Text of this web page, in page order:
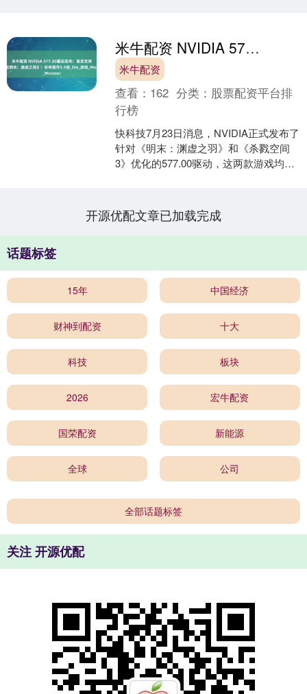
米牛配资 NVIDIA 577.00驱动发布：首发支持国产《明末：渊虚之羽》！帧率提升5.9倍_Die_游戏_Monster
米牛配资
查看： 162 分类： 股票配资平台排
行榜
快科技7月23日消息，NVIDIA正式发布了
针对《明末：渊虚之羽》和《杀戮空间
3》优化的577.00驱动，这两款游戏均定
开源优配文章已加载完成
话题标签
15年 中国经济
财神到配资 十大
科技 板块
2026 宏牛配资
国荣配资 新能源
全球 公司
全部话题标签
关注 开源优配